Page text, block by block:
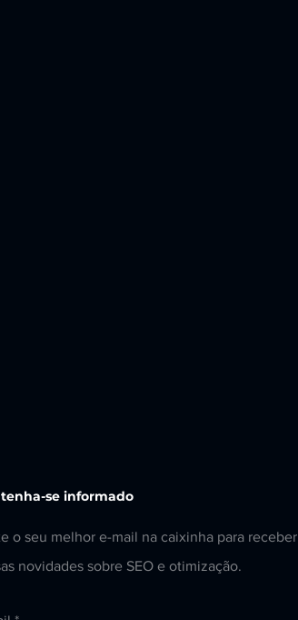
se informado
o seu melhor e-mail na caixinha para receber
novidades sobre SEO e otimização.